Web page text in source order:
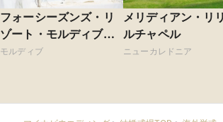
フォーシーズンズ・リ
ゾート・モルディブ・
アット・クダフラ
モルディブ
メリディアン・リ
ルチャペル
ニューカレドニア